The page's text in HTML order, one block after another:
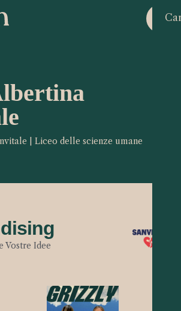
| Liceo delle scienze umane
Vostre Idee